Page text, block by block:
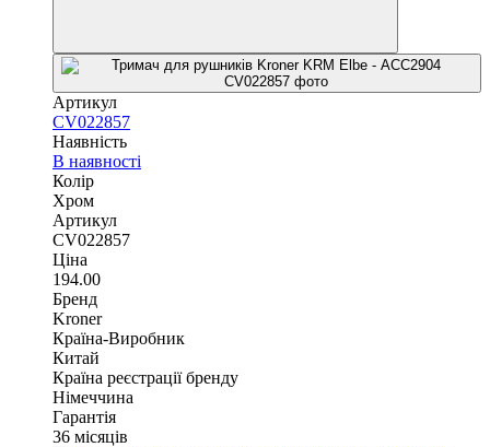
Артикул
CV022857
Наявність
В наявності
Колір
Хром
Артикул
CV022857
Ціна
194.00
Бренд
Kroner
Країна-Виробник
Китай
Країна реєстрації бренду
Німеччина
Гарантія
36 місяців